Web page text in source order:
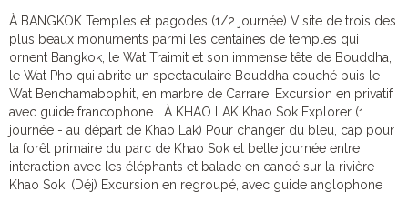
À BANGKOK Temples et pagodes (1/2 journée) Visite de trois des
plus beaux monuments parmi les centaines de temples qui
ornent Bangkok, le Wat Traimit et son immense tête de Bouddha,
le Wat Pho qui abrite un spectaculaire Bouddha couché puis le
Wat Benchamabophit, en marbre de Carrare. Excursion en privatif
avec guide francophone À KHAO LAK Khao Sok Explorer (1
journée - au départ de Khao Lak) Pour changer du bleu, cap pour
la forêt primaire du parc de Khao Sok et belle journée entre
interaction avec les éléphants et balade en canoé sur la rivière
Khao Sok. (Déj) Excursion en regroupé, avec guide anglophone